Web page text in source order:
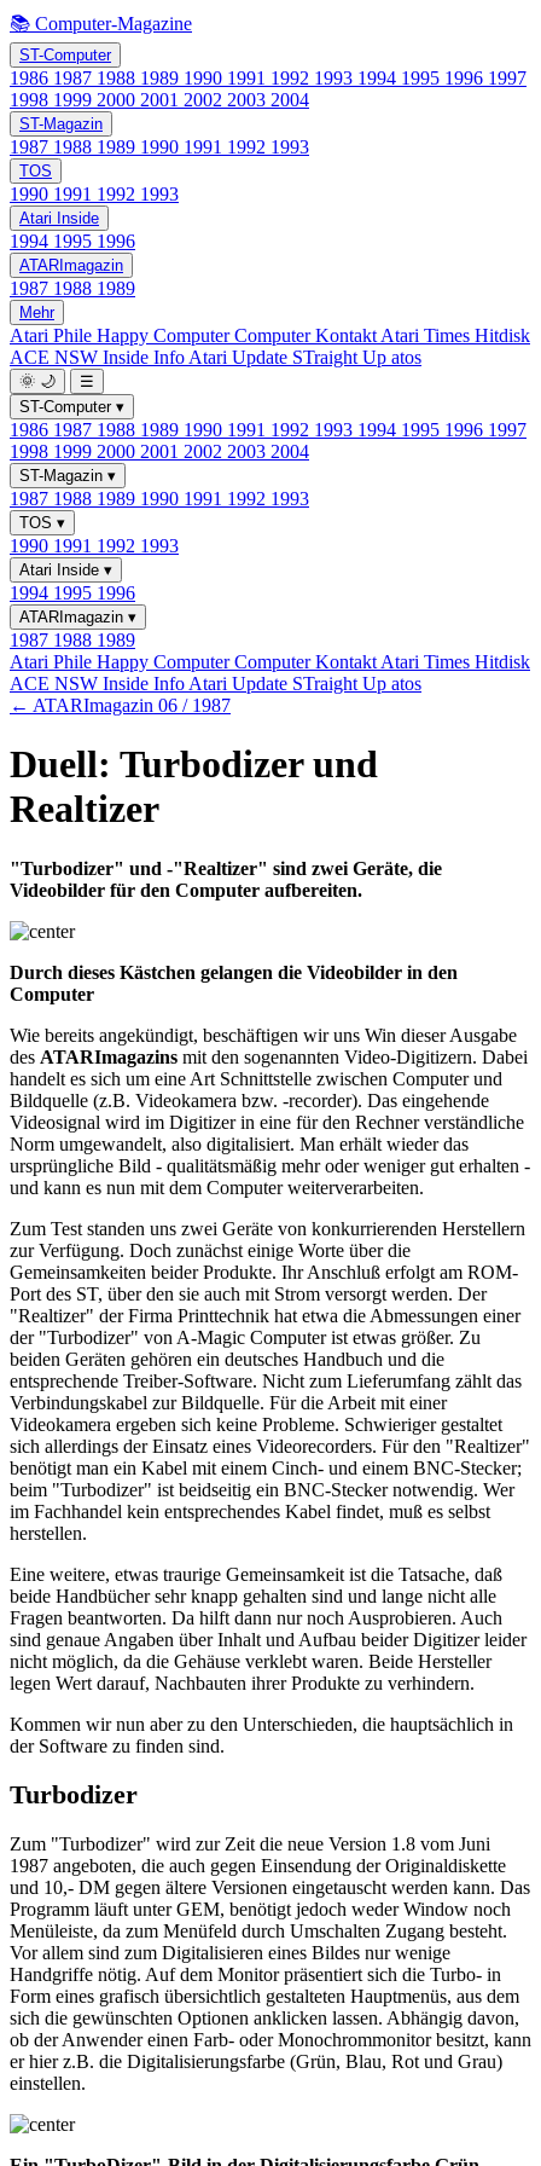
📚 Computer-Magazine
ST-Computer
1986 1987 1988 1989 1990 1991 1992 1993 1994 1995 1996 1997
1998 1999 2000 2001 2002 2003 2004
ST-Magazin
1987 1988 1989 1990 1991 1992 1993
TOS
1990 1991 1992 1993
Atari Inside
1994 1995 1996
ATARImagazin
1987 1988 1989
Mehr
Atari Phile Happy ComputerComputer Kontakt Atari Times Hitdisk
ACE NSW Inside Info Atari Update STraight Up atos
🌞 🌙
☰
ST-Computer ▾
1986 1987 1988 1989 1990 1991 1992 1993 1994 1995 1996 1997
1998 1999 2000 2001 2002 2003 2004
ST-Magazin ▾
1987 1988 1989 1990 1991 1992 1993
TOS ▾
1990 1991 1992 1993
Atari Inside ▾
1994 1995 1996
ATARImagazin ▾
1987 1988 1989
Atari Phile Happy ComputerComputer Kontakt Atari Times Hitdisk
ACE NSW Inside Info Atari Update STraight Up atos
← ATARImagazin 06 / 1987
Duell: Turbodizer und
Realtizer
"Turbodizer" und -"Realtizer" sind zwei Geräte, die
Videobilder für den Computer aufbereiten.
Durch dieses Kästchen gelangen die Videobilder in den
Computer
Wie bereits angekündigt, beschäftigen wir uns Win dieser Ausgabe
des ATARImagazins mit den sogenannten Video-Digitizern. Dabei
handelt es sich um eine Art Schnittstelle zwischen Computer und
Bildquelle (z.B. Videokamera bzw. -recorder). Das eingehende
Videosignal wird im Digitizer in eine für den Rechner verständliche
Norm umgewandelt, also digitalisiert. Man erhält wieder das
ursprüngliche Bild - qualitätsmäßig mehr oder weniger gut erhalten -
und kann es nun mit dem Computer weiterverarbeiten.
Zum Test standen uns zwei Geräte von konkurrierenden Herstellern
zur Verfügung. Doch zunächst einige Worte über die
Gemeinsamkeiten beider Produkte. Ihr Anschluß erfolgt am ROM-
Port des ST, über den sie auch mit Strom versorgt werden. Der
"Realtizer" der Firma Printtechnik hat etwa die Abmessungen einer
der "Turbodizer" von A-Magic Computer ist etwas größer. Zu
beiden Geräten gehören ein deutsches Handbuch und die
entsprechende Treiber-Software. Nicht zum Lieferumfang zählt das
Verbindungskabel zur Bildquelle. Für die Arbeit mit einer
Videokamera ergeben sich keine Probleme. Schwieriger gestaltet
sich allerdings der Einsatz eines Videorecorders. Für den "Realtizer"
benötigt man ein Kabel mit einem Cinch- und einem BNC-Stecker;
beim "Turbodizer" ist beidseitig ein BNC-Stecker notwendig. Wer
im Fachhandel kein entsprechendes Kabel findet, muß es selbst
herstellen.
Eine weitere, etwas traurige Gemeinsamkeit ist die Tatsache, daß
beide Handbücher sehr knapp gehalten sind und lange nicht alle
Fragen beantworten. Da hilft dann nur noch Ausprobieren. Auch
sind genaue Angaben über Inhalt und Aufbau beider Digitizer leider
nicht möglich, da die Gehäuse verklebt waren. Beide Hersteller
legen Wert darauf, Nachbauten ihrer Produkte zu verhindern.
Kommen wir nun aber zu den Unterschieden, die hauptsächlich in
der Software zu finden sind.
Turbodizer
Zum "Turbodizer" wird zur Zeit die neue Version 1.8 vom Juni
1987 angeboten, die auch gegen Einsendung der Originaldiskette
und 10,- DM gegen ältere Versionen eingetauscht werden kann. Das
Programm läuft unter GEM, benötigt jedoch weder Window noch
Menüleiste, da zum Menüfeld durch Umschalten Zugang besteht.
Vor allem sind zum Digitalisieren eines Bildes nur wenige
Handgriffe nötig. Auf dem Monitor präsentiert sich die Turbo- in
Form eines grafisch übersichtlich gestalteten Hauptmenüs, aus dem
sich die gewünschten Optionen anklicken lassen. Abhängig davon,
ob der Anwender einen Farb- oder Monochrommonitor besitzt, kann
er hier z.B. die Digitalisierungsfarbe (Grün, Blau, Rot und Grau)
einstellen.